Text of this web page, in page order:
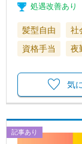
処遇改善あり
髪型自由 社
資格手当
夜
気
記事あり